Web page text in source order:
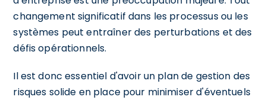
changement significatif dans les processus ou les
systèmes peut entraîner des perturbations et des
défis opérationnels.
Il est donc essentiel d'avoir un plan de gestion des
risques solide en place pour minimiser d'éventuels